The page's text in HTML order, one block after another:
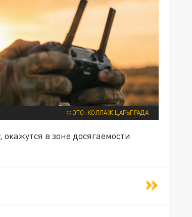
ФОТО: КОЛЛАЖ ЦАРЬГРАДА
в зоне досягаемости